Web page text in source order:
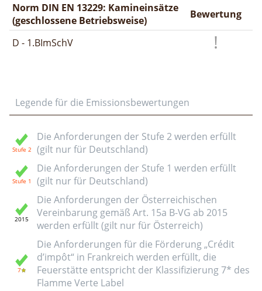
Norm DIN EN 13229: Kamineinsätze
(geschlossene Betriebsweise)
Bewertung
D - 1.BImSchV
Legende für die Emissionsbewertungen
Die Anforderungen der Stufe 2 werden erfüllt
(gilt nur für Deutschland)
Die Anforderungen der Stufe 1 werden erfüllt
(gilt nur für Deutschland)
Die Anforderungen der Österreichischen
Vereinbarung gemäß Art. 15a B-VG ab 2015
werden erfüllt (gilt nur für Österreich)
Die Anforderungen für die Förderung „Crédit
d’impôt“ in Frankreich werden erfüllt, die
Feuerstätte entspricht der Klassifizierung 7* des
Flamme Verte Label